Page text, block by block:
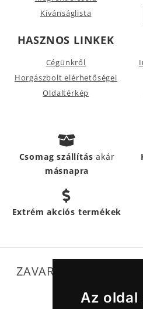
Az
Kívánságlista
HASZNOS LINKEK
Cégünkről
Horgászbolt elérhetőségei
Oldaltérkép
Csomag szállításakár
másnapra
Extrém akciós termékek
ZAVARTALAN